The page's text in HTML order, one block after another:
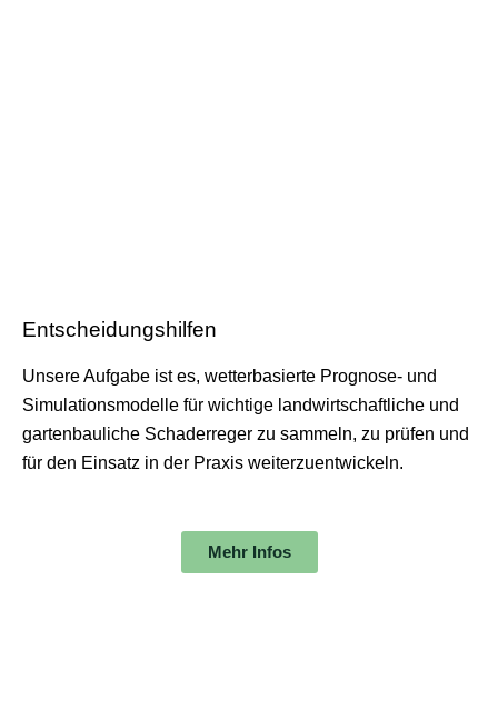
Entscheidungshilfen
Unsere Aufgabe ist es, wetterbasierte Prognose- und
Simulationsmodelle für wichtige landwirtschaftliche und
gartenbauliche Schaderreger zu sammeln, zu prüfen und
für den Einsatz in der Praxis weiterzuentwickeln.
Mehr Infos